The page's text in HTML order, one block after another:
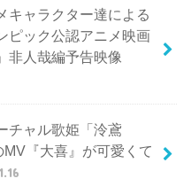
キャラクター達による
ピック公認アニメ映画
非人哉編予告映像
チャル歌姫「泠鳶
『大喜』が可愛くて